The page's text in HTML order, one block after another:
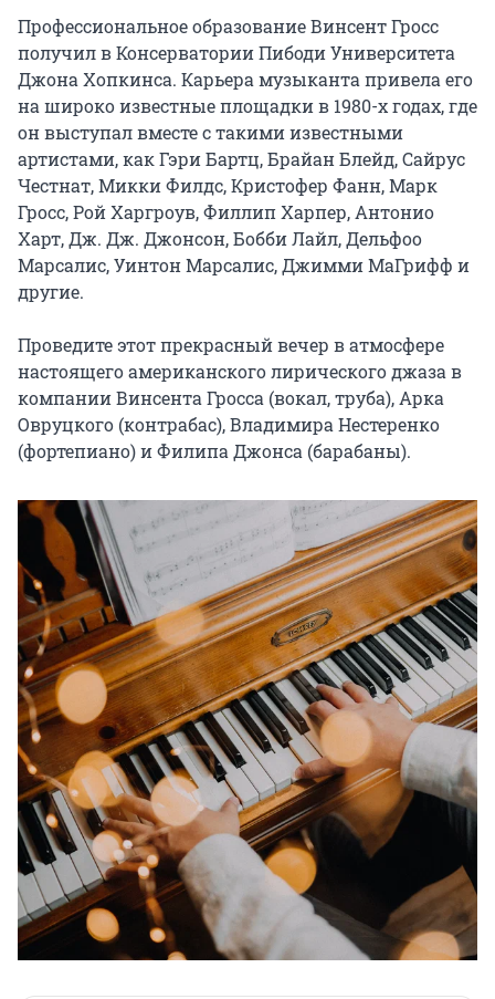
Профессиональное образование Винсент Гросс
получил в Консерватории Пибоди Университета
Джона Хопкинса. Карьера музыканта привела его
на широко известные площадки в 1980-х годах, где
он выступал вместе с такими известными
артистами, как Гэри Бартц, Брайан Блейд, Сайрус
Честнат, Микки Филдс, Кристофер Фанн, Марк
Гросс, Рой Харгроув, Филлип Харпер, Антонио
Харт, Дж. Дж. Джонсон, Бобби Лайл, Дельфоо
Марсалис, Уинтон Марсалис, Джимми МаГрифф и
другие.
Проведите этот прекрасный вечер в атмосфере
настоящего американского лирического джаза в
компании Винсента Гросса (вокал, труба), Арка
Овруцкого (контрабас), Владимира Нестеренко
(фортепиано) и Филипа Джонса (барабаны).